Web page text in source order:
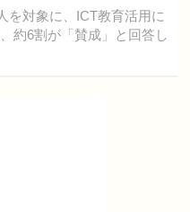
を対象に、ICT教育活用に
約6割が「賛成」と回答し